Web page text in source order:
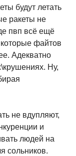
будут летать
ракеты не
пвп всё ещё
файтов
Адекватно
Ну,
не вдупляют,
и
людей на
сольников.